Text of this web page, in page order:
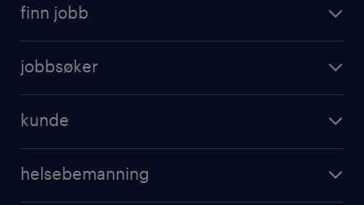
finn jobb
jobbsøker
kunde
helsebemanning